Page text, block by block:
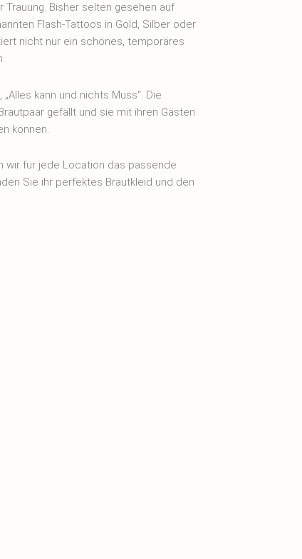
Bisher selten gesehen auf
Flash-Tattoos in Gold, Silber oder
nicht nur ein schönes, temporäres
kann und nichts Muss“. Die
gefällt und sie mit ihren Gästen
können.
wir für jede Location das passende
Sie ihr perfektes Brautkleid und den